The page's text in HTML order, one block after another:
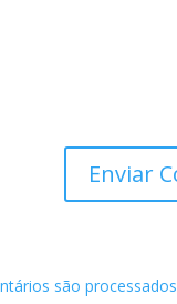
são processados